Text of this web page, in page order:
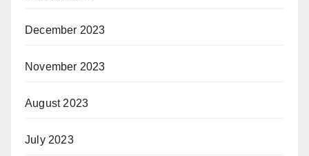
December 2023
November 2023
August 2023
July 2023